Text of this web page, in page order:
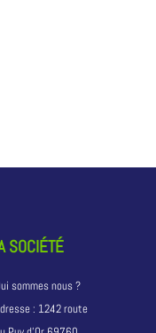
SOCIÉTÉ
sommes nous ?
: 1242 route